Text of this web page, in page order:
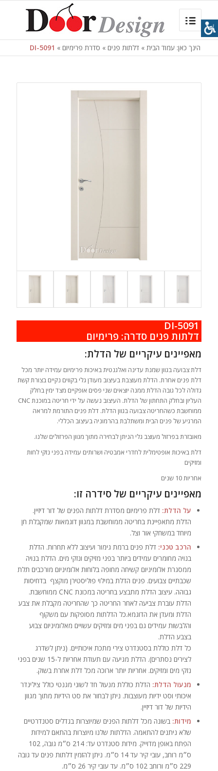
הינך כאן: עמוד הבית» דלתות פנים» סדרת פרימיום»
DI-5091
.דלתות פנים סדרה: פרימיום
מאפיינים עיקריים של הדלת:
דלת צבועה בגוון שמנת עדינה ואלגנטית באיכות פרימיום עמידה יותר מכל
דלת פנים אחרת. הדלת מעוצבת בעיצוב מעודן גלי בקווים נקיים בצורת קשת
גדולה לכל גובה הדלת ממנה יוצאים שני פסים אופקיים מצד ימין בחלק
העליון ובחלק התחתון של הדלת. העיצוב נעשה על ידי חריטה במוכנת CNC
ממוחשבת כשהחריטה צבועה בגוון הדלת. דלת פנים התורמת למראה
המרגיע של פנים הבית ומשתלבת בהרמוניה בעיצוב הכללי.
מאובזרת בפרזול מעוצב גלי הניתן לבחירה מתוך מגוון הפרזולים שלנו.
דלת באיכות אופטימלית לחדרי אמבטיה ושרותים עמידה בפני נזקי לחות
ומזיקים
אחריות 10 שנים
מאפיינים עיקריים של סידרה זו:
על הדלת: דלת פרימיום מסדרת דלתות הפנים של דור דיזיין.
הדלת מתאפיינת בחריטה ממוחשבת במגוון דוגמאות שמקבלת חן
מיוחד במשחקי אור וצל.
הרכב טכני: דלת פנים ברמת גימור ועיצוב ללא תחרות. הדלת
בנויה מחומרים עמידים ביותר בפני מזיקים ונזקי מים. הדלת בנויה
ממסגרת אלומיניום קשיחה מחופה בלוחות אלומיניום מורכבים תלת
שכבתיים צבועים. פנים הדלת במילוי פוליסטירן מוקצף בדחיסות
גבוהה. עיצוב הדלת מתבצע בחריטה במכונת CNC ממוחשבת.
הדלת עוברת צביעה לאחר החריטה כך שהחריטה מקבלת את צבע
הדלת ומעדן את הדוגמא.כל הדלתות מסופקות עם משקוף
והלבשות עמידים גם בפני מים ומזיקים עשויים מאלומיניום צבוע
בצבע הדלת.
כל דלת כוללת בסטנדרט צירי מתכת איכותיים. (ניתן לשדרג
לצירים נסתרים). הדלת מגיעה עם תעודת אחריות ל-15 שנים בפני
נזקי מים ומזיקים. אחריות יותר ארוכה מכל דלת אחרת בשוק.
מנעול הדלת: הדלת כוללת מנעול חד לשוני מגנטי כולל צילינדר
איכותי וסט ידיות מעוצבות. ניתן לבחור את סט הידיות מתוך מגוון
הידיות של דור דיזיין.
מידות: בשונה מכל דלתות הפנים שמיוצרות בגדלים סטנדרטיים
שלא ניתנים להתאמה. הדלתות שלנו מיוצרות בהתאם למידות
הפתח באופן מדוייק. מידות סטנדרט עד: 214 ס״מ גובה, 102
ס״מ רוחב, עובי קיר עד 14 ס״מ. ניתן להזמין דלתות פנים עד גובה
229 ס״מ ורוחב 102 ס״מ. עד עובי קיר 26 ס״מ.